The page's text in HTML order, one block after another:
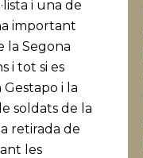
i una de
important
la Segona
i tot si es
i la
soldats de la
retirada de
les